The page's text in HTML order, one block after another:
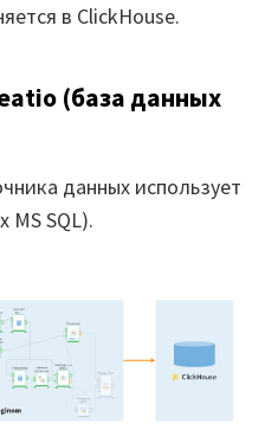
в ClickHouse.
(база данных
данных использует
MS SQL).